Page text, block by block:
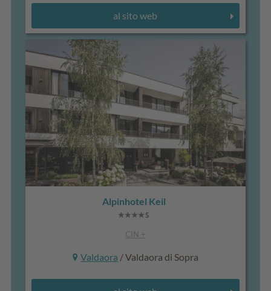
al sito web
Alpinhotel Keil
CIN +
Valdaora / Valdaora di Sopra